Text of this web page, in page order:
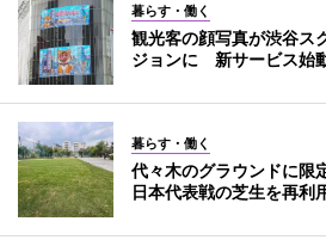
暮らす・働く
観光客の顔写真が渋谷ス
ジョンに 新サービス始
暮らす・働く
代々木のグラウンドに
日本代表戦の芝生を再利